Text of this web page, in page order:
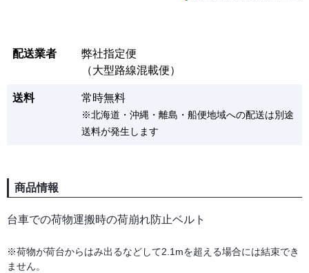
配送業者
弊社指定便
（大型路線混載便）
送料 常時無料
※北海道・沖縄・離島・船便地域への配送は別途
送料が発生します
商品情報
台車での荷物運搬時の荷崩れ防止ベルト
※荷物が荷台からはみ出るなどして2.1mを超える場合には結束でき
ません。